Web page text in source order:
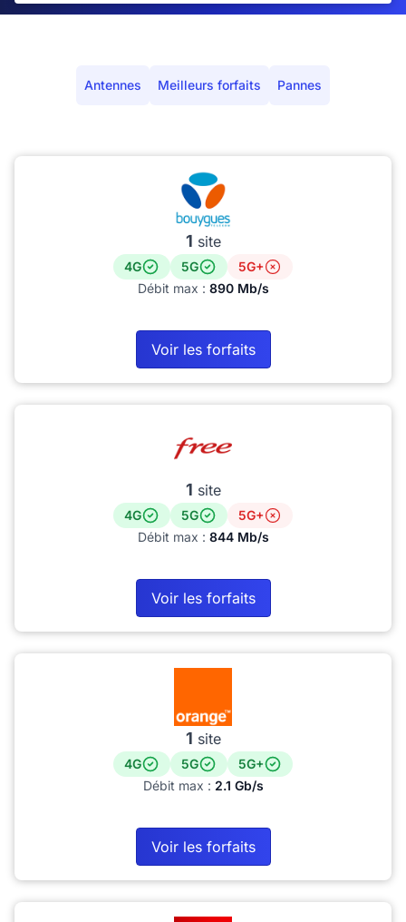
Antennes Meilleurs forfaits Pannes
1 site
4G 5G
5G+
Débit max : 890 Mb/s
Voir les forfaits
1 site
4G 5G
5G+
Débit max : 844 Mb/s
Voir les forfaits
1 site
4G 5G
5G+
Débit max : 2.1 Gb/s
Voir les forfaits